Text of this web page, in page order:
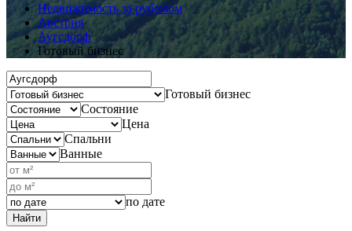
Недвижимость за рубежом
Австрия
Аугсдорф
Готовый бизнес
Готовый бизнес
Состояние
Цена
Спальни
Ванные
по дате
Найти